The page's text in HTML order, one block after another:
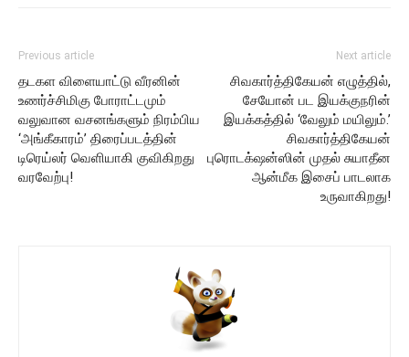
Previous article
தடகள விளையாட்டு வீரனின்
உணர்ச்சிமிகு போராட்டமும்
வலுவான வசனங்களும் நிரம்பிய
‘அங்கீகாரம்’ திரைப்படத்தின்
டிரெய்லர் வெளியாகி குவிகிறது
வரவேற்பு!
Next article
சிவகார்த்திகேயன் எழுத்தில்,
சேயோன் பட இயக்குநரின்
இயக்கத்தில் ‘வேலும் மயிலும்.’
சிவகார்த்திகேயன்
புரொடக்‌ஷன்ஸின் முதல் சுயாதீன
ஆன்மீக இசைப் பாடலாக
உருவாகிறது!